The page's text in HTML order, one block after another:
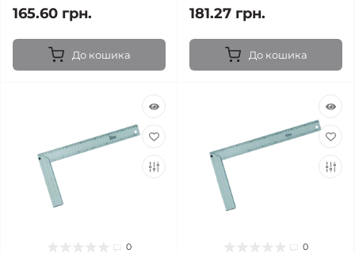
165.60 грн.
До кошика
181.27 грн.
До кошика
0 0